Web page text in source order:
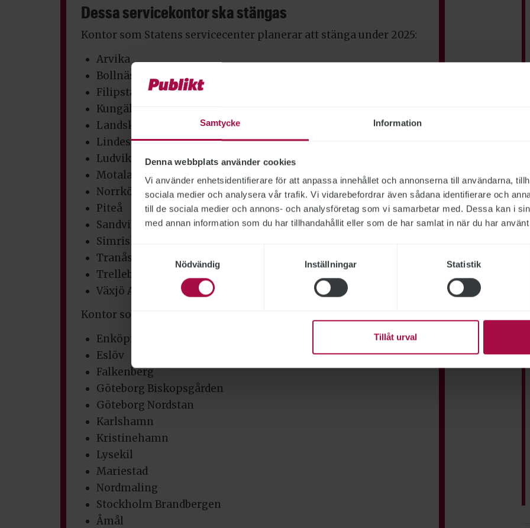
Samtycke Information
Denna webbplats använder cookies
Vi använder enhetsidentifierare för att anpassa innehållet och annonserna till användarna,
sociala medier och analysera vår trafik. Vi vidarebefordrar även sådana identifierare och
till de sociala medier och annons- och analysföretag som vi samarbetar med. Dessa kan i
med annan information som du har tillhandahållit eller som de har samlat in när du har
Nödvändig
Inställningar Statistik
Tillåt urval
Dessa servicekontor ska stängas
Kontor som Statens servicecenter planerar att stänga under 2025:
Arvika
Bollnäs
Filipstad
Kungälv
Landskrona
Lindesberg
Ludvika
Motala
Norrköping City
Piteå
Sandviken
Simrishamn
Tranås
Trelleborg
Växjö Araby
Kontor som Statens servicecenter planerar att stänga under 2026:
Enköping
Eslöv
Falkenberg
Göteborg Biskopsgården
Göteborg Nordstan
Karlshamn
Kristinehamn
Lysekil
Mariestad
Nordmaling
Stockholm Brandbergen
Åmål